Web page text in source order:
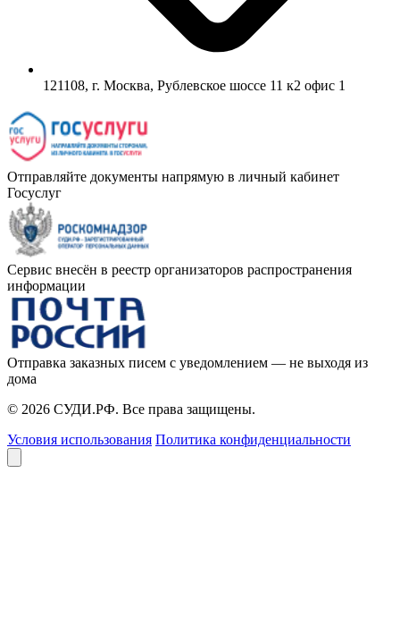
121108, г. Москва, Рублевское шоссе 11 к2 офис 1
Отправляйте документы напрямую в личный кабинет
Госуслуг
Сервис внесён в реестр организаторов распространения
информации
Отправка заказных писем с уведомлением — не выходя из
дома
© 2026 СУДИ.РФ. Все права защищены.
Условия использования Политика конфиденциальности